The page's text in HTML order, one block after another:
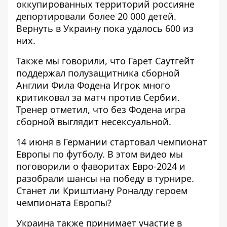
оккупированных территорий россияне
депортировали более 20 000 детей.
Вернуть в Украину пока удалось 600 из
них.
Также мы говорили, что Гарет Саутгейт
поддержал полузащитника сборной
Англии Фила Фодена Игрок много
критиковал за матч против Сербии.
Тренер отметил, что без Фодена игра
сборной выглядит несексуальной.
14 июня в Германии стартовал чемпионат
Европы по футболу. В этом видео мы
поговорили о фаворитах Евро-2024 и
разобрали шансы на победу в турнире.
Станет ли Криштиану Роналду героем
чемпионата Европы?
Украина также принимает участие в